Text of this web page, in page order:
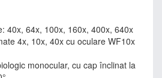
40x, 64x, 100x, 160x, 400x, 640x
4x, 10x, 40x cu oculare WF10x
monocular, cu cap înclinat la